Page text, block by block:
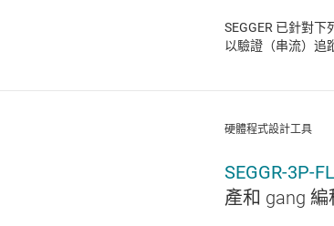
SEGGER 已針對
以驗證（串流）追
硬體程式設計工具
SEGGR-3P-
產和 gang 編